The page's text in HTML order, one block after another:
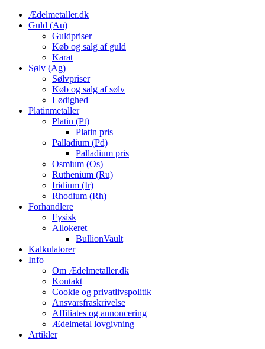
Skip
Ædelmetaller.dk
Guld (Au)
Guldpriser
Køb og salg af guld
Karat
Sølv (Ag)
Sølvpriser
Køb og salg af sølv
Lødighed
Platinmetaller
Platin (Pt)
Platin pris
Palladium (Pd)
Palladium pris
Osmium (Os)
Ruthenium (Ru)
Iridium (Ir)
Rhodium (Rh)
Forhandlere
Fysisk
Allokeret
BullionVault
Kalkulatorer
Info
Om Ædelmetaller.dk
Kontakt
Cookie og privatlivspolitik
Ansvarsfraskrivelse
Affiliates og annoncering
Ædelmetal lovgivning
Artikler